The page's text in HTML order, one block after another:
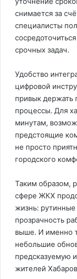
снимается за
специалисты
срочных задач.
Удобство
цифровой
привык держать
процессы. Для
минутам,
предстоящие
не просто
городского
Таким образом,
сфере ЖКХ
жизнь: рутинные
прозрачность
выше. И именно
небольшие
предсказуемую
жителей